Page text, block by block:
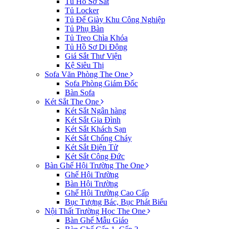
Tủ Locker
Tủ Để Giày Khu Công Nghiệp
Tủ Phụ Bàn
Tủ Treo Chìa Khóa
Tủ Hồ Sơ Di Động
Giá Sắt Thư Viện
Kệ Siêu Thị
Sofa Văn Phòng The One
Sofa Phòng Giám Đốc
Bàn Sofa
Két Sắt The One
Két Sắt Ngân hàng
Két Sắt Gia Đình
Két Sắt Khách Sạn
Két Sắt Chống Cháy
Két Sắt Điện Tử
Két Sắt Công Đức
Bàn Ghế Hội Trường The One
Ghế Hội Trường
Bàn Hội Trường
Ghế Hội Trường Cao Cấp
Bục Tượng Bác, Bục Phát Biểu
Nội Thất Trường Học The One
Bàn Ghế Mẫu Giáo